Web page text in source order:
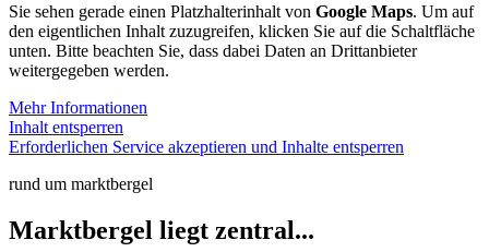
Sie sehen gerade einen Platzhalterinhalt von Google Maps. Um auf
den eigentlichen Inhalt zuzugreifen, klicken Sie auf die Schaltfläche
unten. Bitte beachten Sie, dass dabei Daten an Drittanbieter
weitergegeben werden.
Mehr Informationen
Inhalt entsperren
Erforderlichen Service akzeptieren und Inhalte entsperren
rund um marktbergel
Marktbergel liegt zentral...